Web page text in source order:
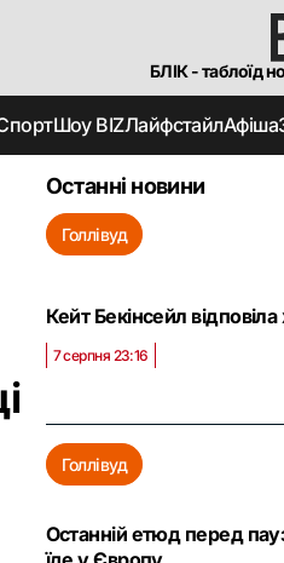
БЛІК - таблоїд
Шоу BIZЛайфстайлАфіша
Останні новини
Голлівуд
Кейт Бекінсейл
7 серпня 23:16
Голлівуд
Останній етюд перед